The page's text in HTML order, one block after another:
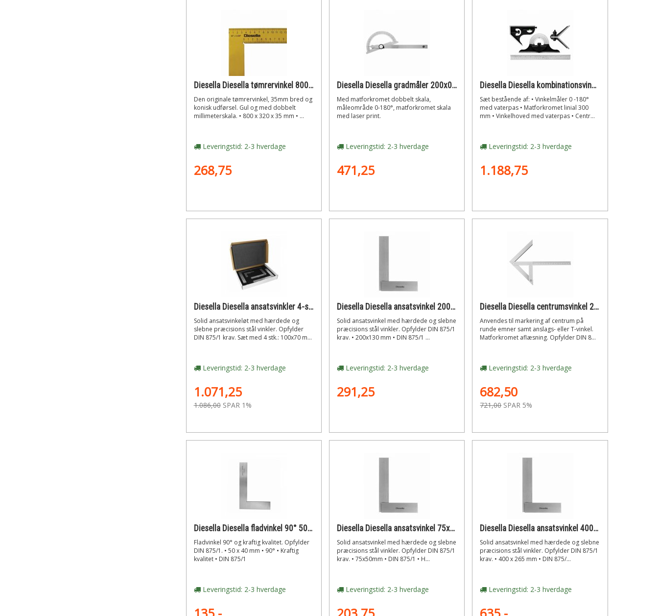
Diesella Diesella tømrervinkel 800x320mm (gul) med dobbelt skala
Den originale tømrervinkel, 35mm bred og
konisk udførsel. Gul og med dobbelt
millimeterskala. • 800 x 320 x 35 mm • ...
Leveringstid: 2-3 hverdage
268,75
Diesella Diesella gradmåler 200x00mm m/dobbel skala
Med matforkromet dobbelt skala,
måleområde 0-180°, matforkromet skala
med laser print.
Leveringstid: 2-3 hverdage
471,25
Diesella Diesella kombinationsvinkelmåler sæt 4 dele.
Sæt bestående af: • Vinkelmåler 0 -180°
med vaterpas • Matforkromet linial 300
mm • Vinkelhoved med vaterpas • Centr...
Leveringstid: 2-3 hverdage
1.188,75
Diesella Diesella ansatsvinkler 4-sæt din 875/1 100x70,150x100,200x130,250x165
Solid ansatsvinkeløt med hærdede og
slebne præcisions stål vinkler. Opfylder
DIN 875/1 krav. Sæt med 4 stk.: 100x70 m...
Leveringstid: 2-3 hverdage
1.071,25
1.086,00 SPAR 1%
Diesella Diesella ansatsvinkel 200x130mm din 875/1
Solid ansatsvinkel med hærdede og slebne
præcisions stål vinkler. Opfylder DIN 875/1
krav. • 200x130 mm • DIN 875/1 ...
Leveringstid: 2-3 hverdage
291,25
Diesella Diesella centrumsvinkel 200x150mm
Anvendes til markering af centrum på
runde emner samt anslags- eller T-vinkel.
Matforkromet aflæsning. Opfylder DIN 8...
Leveringstid: 2-3 hverdage
682,50
721,00 SPAR 5%
Diesella Diesella fladvinkel 90° 50x40mm din 875/1
Fladvinkel 90° og kraftig kvalitet. Opfylder
DIN 875/1. • 50 x 40 mm • 90° • Kraftig
kvalitet • DIN 875/1
Leveringstid: 2-3 hverdage
Diesella Diesella ansatsvinkel 75x50mm din 875/1
Solid ansatsvinkel med hærdede og slebne
præcisions stål vinkler. Opfylder DIN 875/1
krav. • 75x50mm • DIN 875/1 • H...
Leveringstid: 2-3 hverdage
Diesella Diesella ansatsvinkel 400x265mm din 875/1
Solid ansatsvinkel med hærdede og slebne
præcisions stål vinkler. Opfylder DIN 875/1
krav. • 400 x 265 mm • DIN 875/...
Leveringstid: 2-3 hverdage